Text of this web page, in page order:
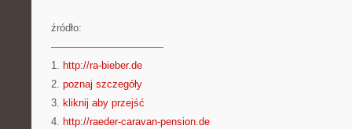
źródło:
———————————
1. http://ra-bieber.de
2. poznaj szczegóły
3. kliknij aby przejść
4. http://raeder-caravan-pension.de